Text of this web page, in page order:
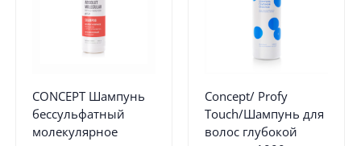
CONCEPT Шампунь
бессульфатный
молекулярное
Concept/ Profy
Touch/Шампунь для
волос глубокой